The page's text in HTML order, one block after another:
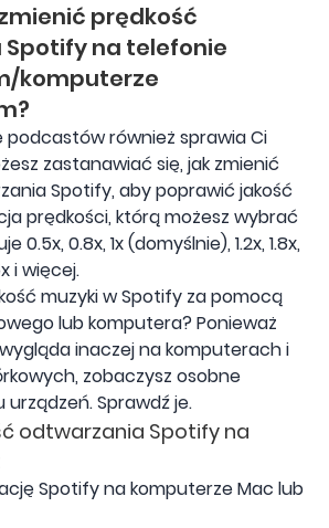
prędkość
na telefonie
komputerze
podcastów również sprawia Ci
zastanawiać się, jak zmienić
Spotify, aby poprawić jakość
prędkości, którą możesz wybrać
0.5x, 0.8x, 1x (domyślnie), 1.2x, 1.8x,
i więcej.
muzyki w Spotify za pomocą
lub komputera? Ponieważ
inaczej na komputerach i
zobaczysz osobne
Sprawdź je.
odtwarzania Spotify na
Spotify na komputerze Mac lub